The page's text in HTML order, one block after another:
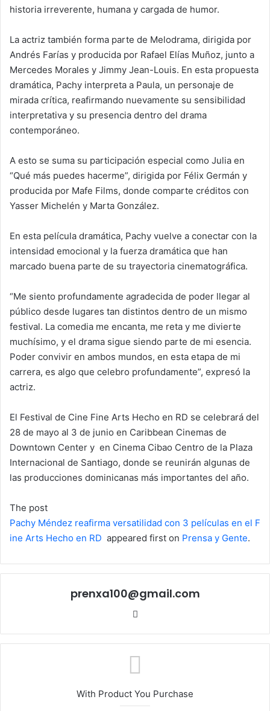
historia irreverente, humana y cargada de humor.
La actriz también forma parte de Melodrama, dirigida por
Andrés Farías y producida por Rafael Elías Muñoz, junto a
Mercedes Morales y Jimmy Jean-Louis. En esta propuesta
dramática, Pachy interpreta a Paula, un personaje de
mirada crítica, reafirmando nuevamente su sensibilidad
interpretativa y su presencia dentro del drama
contemporáneo.
A esto se suma su participación especial como Julia en
“Qué más puedes hacerme”, dirigida por Félix Germán y
producida por Mafe Films, donde comparte créditos con
Yasser Michelén y Marta González.
En esta película dramática, Pachy vuelve a conectar con la
intensidad emocional y la fuerza dramática que han
marcado buena parte de su trayectoria cinematográfica.
“Me siento profundamente agradecida de poder llegar al
público desde lugares tan distintos dentro de un mismo
festival. La comedia me encanta, me reta y me divierte
muchísimo, y el drama sigue siendo parte de mi esencia.
Poder convivir en ambos mundos, en esta etapa de mi
carrera, es algo que celebro profundamente”, expresó la
actriz.
El Festival de Cine Fine Arts Hecho en RD se celebrará del
28 de mayo al 3 de junio en Caribbean Cinemas de
Downtown Center y en Cinema Cibao Centro de la Plaza
Internacional de Santiago, donde se reunirán algunas de
las producciones dominicanas más importantes del año.
The post
Pachy Méndez reafirma versatilidad con 3 películas en el F
ine Arts Hecho en RD appeared first on Prensa y Gente.
prenxa100@gmail.com
With Product You Purchase